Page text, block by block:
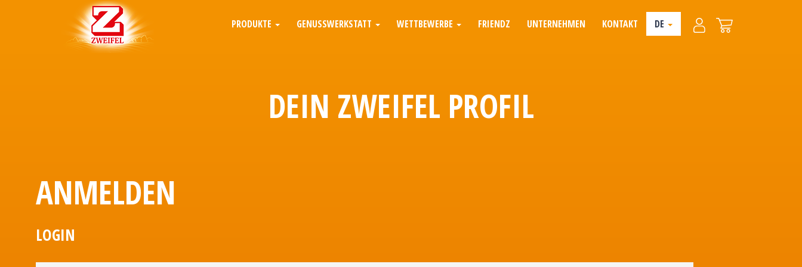
DE
PRODUKTE GENUSSWERKSTATT WETTBEWERBE FRIENDZ UNTERNEHMEN KONTAKT
DEIN ZWEIFEL PROFIL
ANMELDEN
LOGIN